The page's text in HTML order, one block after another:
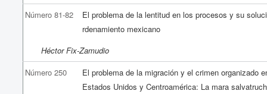
Número 81-82
El problema de la lentitud en los procesos y su
rdenamiento mexicano
Héctor Fix-Zamudio
Número 250
El problema de la migración y el crimen organizado
Estados Unidos y Centroamérica: La mara